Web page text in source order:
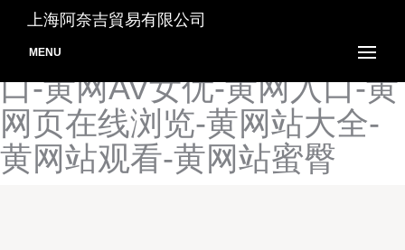
黄色在线网-黄色在线网站-
黄色在线网站视频-黄视频入
口-黄网AV女优-黄网入口-黄
网页在线浏览-黄网站大全-
黄网站观看-黄网站蜜臀
上海阿奈吉貿易有限公司
MENU